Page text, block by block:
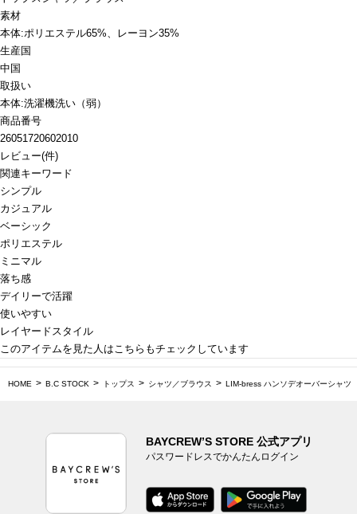
素材
本体:ポリエステル65%、レーヨン35%
生産国
中国
取扱い
本体:洗濯機洗い（弱）
商品番号
26051720602010
レビュー(件)
関連キーワード
シンプル
カジュアル
ベーシック
ポリエステル
ミニマル
落ち感
デイリーで活躍
使いやすい
レイヤードスタイル
このアイテムを見た人はこちらもチェックしています
HOME B.C STOCK トップス シャツ／ブラウス LIM-bress ハンソデオーバーシャツ
BAYCREW’S STORE 公式アプリ
パスワードレスでかんたんログイン